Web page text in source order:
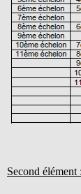
Second élément :